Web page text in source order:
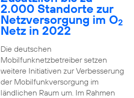
2.000 Standorte zur
Netzversorgung im O2
Netz in 2022
Die deutschen
Mobilfunknetzbetreiber setzen
weitere Initiativen zur Verbesserung
der Mobilfunkversorgung im
ländlichen Raum um. Im Rahmen